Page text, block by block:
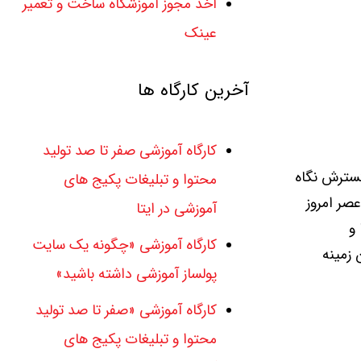
نگاه
امروز
و
عینک
آخرین کارگاه ها
کارگاه آموزشی صفر تا صد تولید
محتوا و تبلیغات پکیج های
آموزشی در ایتا
کارگاه آموزشی «چگونه یک سایت
پولساز آموزشی داشته باشید»
کارگاه آموزشی «صفر تا صد تولید
محتوا و تبلیغات پکیج های